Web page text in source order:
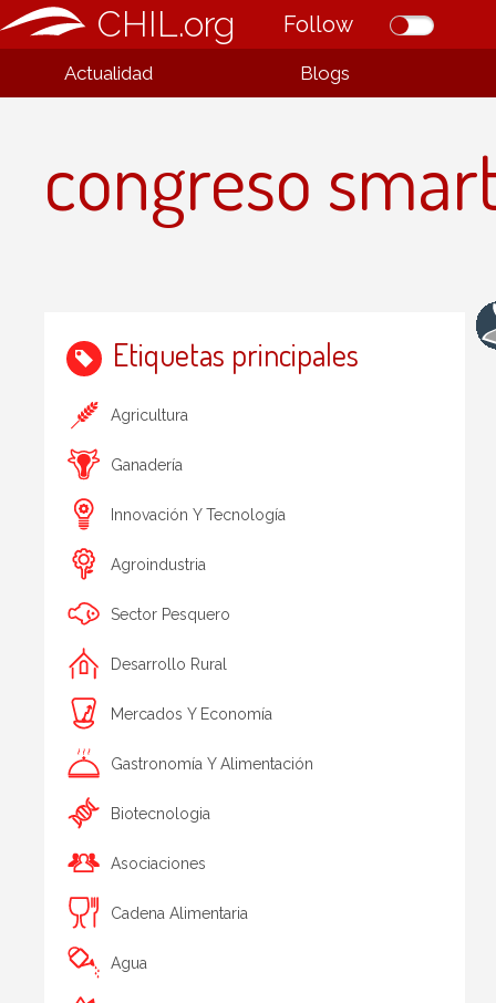
CHIL.org Follow
Actualidad Blogs
congreso
Etiquetas principales
Agricultura
Ganadería
Innovación Y Tecnología
Agroindustria
Sector Pesquero
Desarrollo Rural
Mercados Y Economía
Gastronomía Y Alimentación
Biotecnologia
Asociaciones
Cadena Alimentaria
Agua